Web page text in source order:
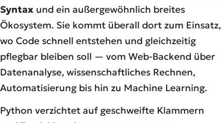
Syntax und ein außergewöhnlich breites
Ökosystem. Sie kommt überall dort zum Einsatz,
wo Code schnell entstehen und gleichzeitig
pflegbar bleiben soll — vom Web-Backend über
Datenanalyse, wissenschaftliches Rechnen,
Automatisierung bis hin zu Machine Learning.
Python verzichtet auf geschweifte Klammern